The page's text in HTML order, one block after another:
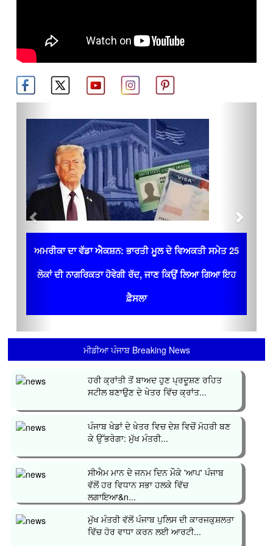
ਅਮਰੀਕਾ ਦਾ ਵੱਡਾ ਐਕਸ਼ਨ: ਭਾਰਤੀ ਮੂਲ ਦੇ ਵਿਅਕਤੀ ਸਮੇਤ 25
ਲੋਕਾਂ ਦੀ ਨਾਗਰਿਕਤਾ ਹੋਵੇਗੀ ਰੱਦ, ਜਾਣ ਕਿਉਂ ਲਿਆ ਗਿਆ ਇਹ
ਫ਼ੈਸਲਾ
ਮੀਡੀਆ ਪੰਜਾਬ Breaking News
ਹਰੀ ਕ੍ਰਾਂਤੀ ਤੋਂ ਬਾਅਦ ਹੁਣ ਪ੍ਰਦੂਸ਼ਣ ਰਹਿਤ
ਸਟੀਲ ਬਣਾਉਣ ਦੇ ਖੇਤਰ ਵਿੱਚ ਕ੍ਰਾਂਤ...
ਪੰਜਾਬ ਖੇਡਾਂ ਦੇ ਖੇਤਰ ਵਿਚ ਦੇਸ਼ ਵਿਚੋਂ ਮੋਹਰੀ ਬਣ
ਕੇ ਉੱਭਰੇਗਾ: ਮੁੱਖ ਮੰਤਰੀ...
ਸੀਐਮ ਮਾਨ ਦੇ ਜਨਮ ਦਿਨ ਮੌਕੇ 'ਆਪ' ਪੰਜਾਬ
ਵੱਲੋਂ ਹਰ ਵਿਧਾਨ ਸਭਾ ਹਲਕੇ ਵਿੱਚ
ਲਗਾਇਆ&n...
ਮੁੱਖ ਮੰਤਰੀ ਵੱਲੋਂ ਪੰਜਾਬ ਪੁਲਿਸ ਦੀ ਕਾਰਜਕੁਸ਼ਲਤਾ
ਵਿੱਚ ਹੋਰ ਵਾਧਾ ਕਰਨ ਲਈ ਆਰਟੀ...